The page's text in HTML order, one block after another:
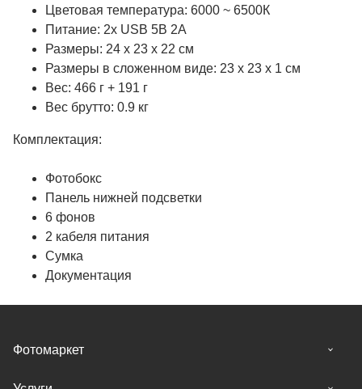
Цветовая температура: 6000 ~ 6500К
Питание: 2х USB 5В 2А
Размеры: 24 х 23 х 22 см
Размеры в сложенном виде: 23 х 23 х 1 см
Вес: 466 г + 191 г
Вес брутто: 0.9 кг
Комплектация:
Фотобокс
Панель нижней подсветки
6 фонов
2 кабеля питания
Сумка
Документация
Фотомаркет